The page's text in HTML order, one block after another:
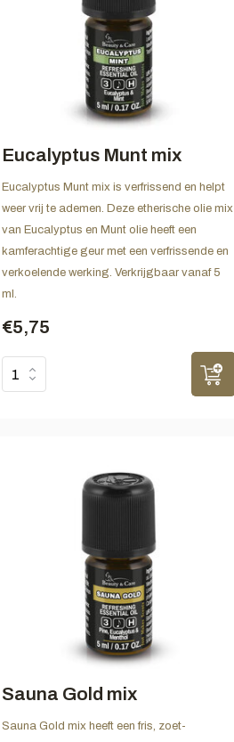
Eucalyptus Munt mix
Eucalyptus Munt mix is verfrissend en helpt
weer vrij te ademen. Deze etherische olie mix
van Eucalyptus en Munt olie heeft een
kamferachtige geur met een verfrissende en
verkoelende werking. Verkrijgbaar vanaf 5
ml.
€5,75
Sauna Gold mix
Sauna Gold mix heeft een fris, zoet-